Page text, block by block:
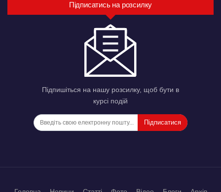
Підписатись на розсилку
Підпишіться на нашу розсилку, щоб бути в
курсі подій
Підписатися